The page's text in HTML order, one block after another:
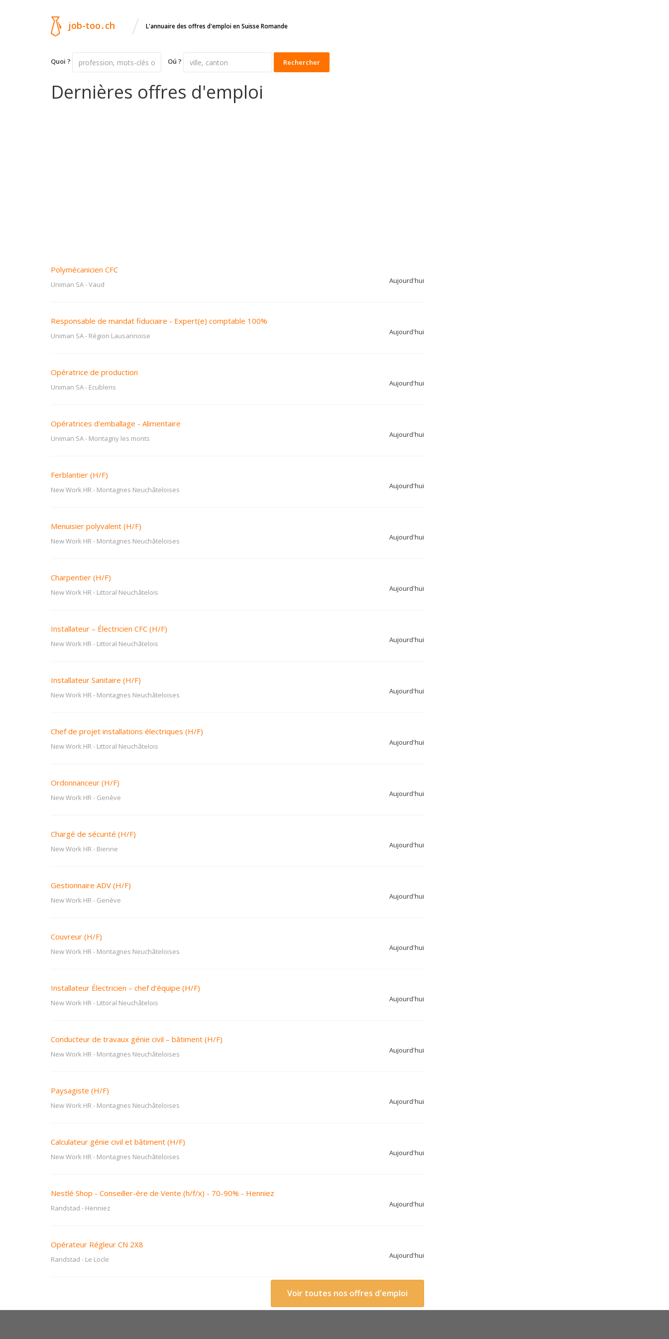
job-too.ch / L'annuaire des offres d'emploi en Suisse Romande
Quoi ? Oú ? Rechercher
Dernières offres d'emploi
Polymécanicien CFC
Uniman SA-Vaud Aujourd'hui
Responsable de mandat fiduciaire - Expert(e) comptable 100%
Uniman SA- Région Lausannoise Aujourd'hui
Opératrice de production
Uniman SA- Ecublens Aujourd'hui
Opératrices d'emballage - Alimentaire
Uniman SA- Montagny les monts Aujourd'hui
Ferblantier (H/F)
New Work HR- Montagnes Neuchâteloises Aujourd'hui
Menuisier polyvalent (H/F)
New Work HR- Montagnes Neuchâteloises Aujourd'hui
Charpentier (H/F)
New Work HR- Littoral Neuchâtelois Aujourd'hui
Installateur – Électricien CFC (H/F)
New Work HR- Littoral Neuchâtelois Aujourd'hui
Installateur Sanitaire (H/F)
New Work HR- Montagnes Neuchâteloises Aujourd'hui
Chef de projet installations électriques (H/F)
New Work HR- Littoral Neuchâtelois Aujourd'hui
Ordonnanceur (H/F)
New Work HR- Genève Aujourd'hui
Chargé de sécurité (H/F)
New Work HR- Bienne Aujourd'hui
Gestionnaire ADV (H/F)
New Work HR- Genève Aujourd'hui
Couvreur (H/F)
New Work HR- Montagnes Neuchâteloises Aujourd'hui
Installateur Électricien – chef d’équipe (H/F)
New Work HR- Littoral Neuchâtelois Aujourd'hui
Conducteur de travaux génie civil – bâtiment (H/F)
New Work HR- Montagnes Neuchâteloises Aujourd'hui
Paysagiste (H/F)
New Work HR- Montagnes Neuchâteloises Aujourd'hui
Calculateur génie civil et bâtiment (H/F)
New Work HR- Montagnes Neuchâteloises Aujourd'hui
Nestlé Shop - Conseiller-ère de Vente (h/f/x) - 70-90% - Henniez
Randstad - Henniez Aujourd'hui
Opérateur Régleur CN 2X8
Randstad - Le Locle Aujourd'hui
Voir toutes nos offres d'emploi